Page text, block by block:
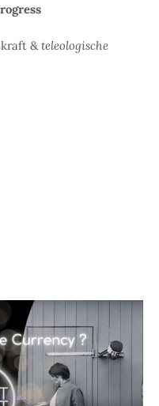
& teleologische